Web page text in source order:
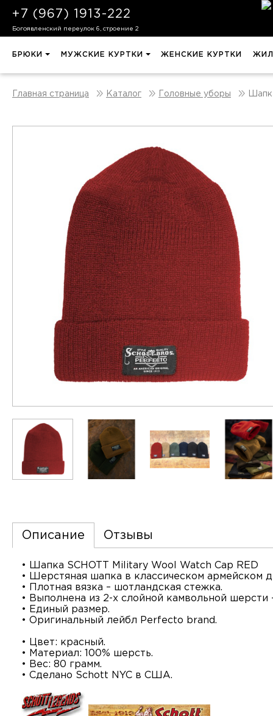
+7 (967) 1913-222
Богоявленский переулок 6, строение 2
БРЮКИ МУЖСКИЕ КУРТКИ ЖЕНСКИЕ КУРТКИ
Главная страница Каталог Головные уборы
Описание Отзывы
• Шапка SCHOTT Military Wool Watch Cap RED
• Шерстяная шапка в классическом армейском
• Плотная вязка – шотландская стежка.
• Выполнена из 2-х слойной камвольной
• Единый размер.
• Оригинальный лейбл Perfecto brand.
• Цвет: красный.
• Материал: 100% шерсть.
• Вес: 80 грамм.
• Сделано Schott NYC в США.